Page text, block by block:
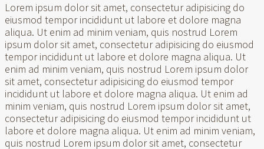
Lorem ipsum dolor sit amet, consectetur adipisicing do
eiusmod tempor incididunt ut labore et dolore magna
aliqua. Ut enim ad minim veniam, quis nostrud Lorem
ipsum dolor sit amet, consectetur adipisicing do eiusmod
tempor incididunt ut labore et dolore magna aliqua. Ut
enim ad minim veniam, quis nostrud Lorem ipsum dolor
sit amet, consectetur adipisicing do eiusmod tempor
incididunt ut labore et dolore magna aliqua. Ut enim ad
minim veniam, quis nostrud Lorem ipsum dolor sit amet,
consectetur adipisicing do eiusmod tempor incididunt ut
labore et dolore magna aliqua. Ut enim ad minim veniam,
quis nostrud Lorem ipsum dolor sit amet, consectetur